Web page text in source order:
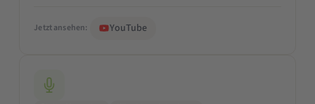
Jetzt ansehen: YouTube